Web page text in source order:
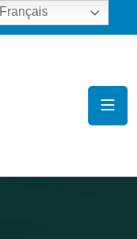
Français